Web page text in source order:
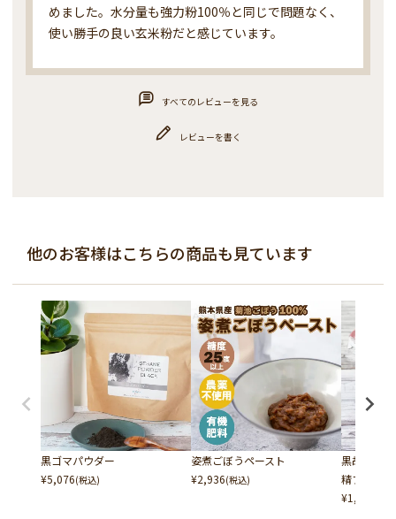
めました。水分量も強力粉100％と同じで問題なく、
使い勝手の良い玄米粉だと感じています。
すべてのレビューを見る
レビューを書く
他のお客様はこちらの商品も見ています
黒ゴマパウダー
¥5,076(税込)
姿煮ごぼうペースト
¥2,936(税込)
黒胡麻・
精フリー
¥1,308